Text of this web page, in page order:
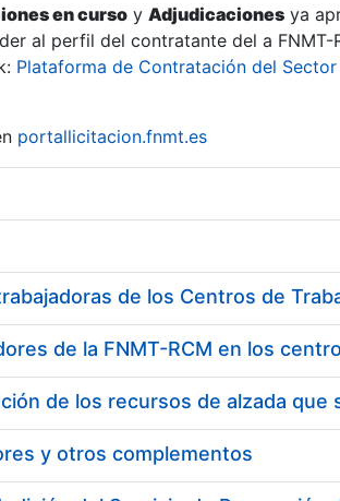
en curso y Adjudicaciones ya
al perfil del contratante del a FNMT-
Plataforma de Contratación del
portallicitacion.fnmt.es
y otros complementos